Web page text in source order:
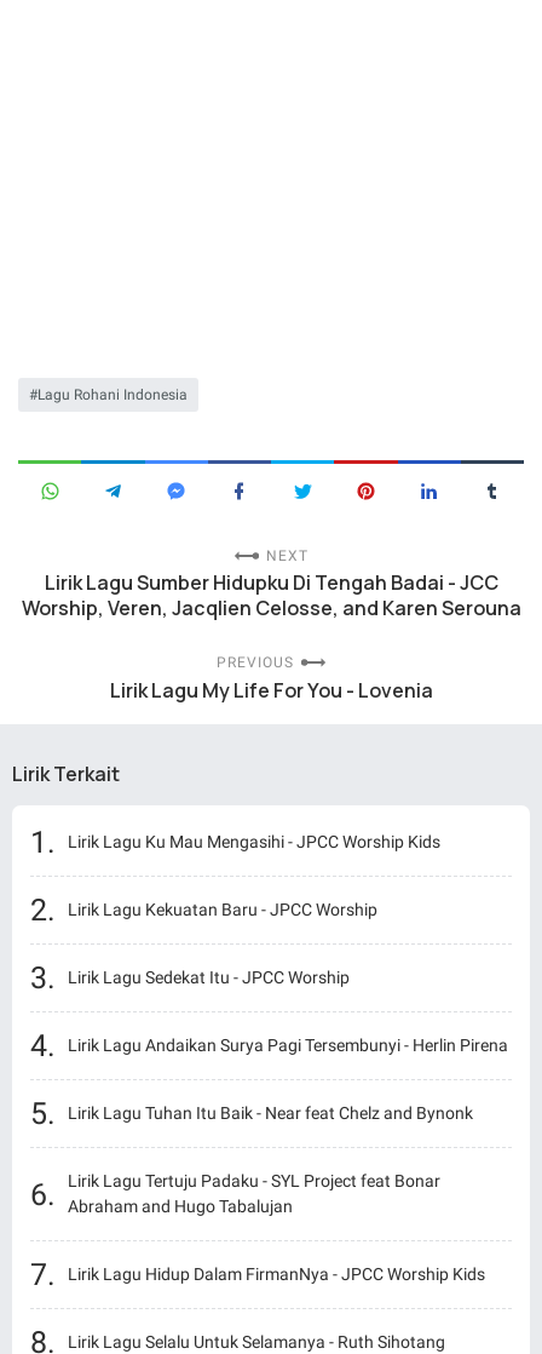
Lagu Rohani Indonesia
NEXT
Lirik Lagu Sumber Hidupku Di Tengah Badai - JCC
Worship, Veren, Jacqlien Celosse, and Karen Serouna
PREVIOUS
Lirik Lagu My Life For You - Lovenia
Lirik Terkait
Lirik Lagu Ku Mau Mengasihi - JPCC Worship Kids
Lirik Lagu Kekuatan Baru - JPCC Worship
Lirik Lagu Sedekat Itu - JPCC Worship
Lirik Lagu Andaikan Surya Pagi Tersembunyi - Herlin Pirena
Lirik Lagu Tuhan Itu Baik - Near feat Chelz and Bynonk
Lirik Lagu Tertuju Padaku - SYL Project feat Bonar
Abraham and Hugo Tabalujan
Lirik Lagu Hidup Dalam FirmanNya - JPCC Worship Kids
Lirik Lagu Selalu Untuk Selamanya - Ruth Sihotang